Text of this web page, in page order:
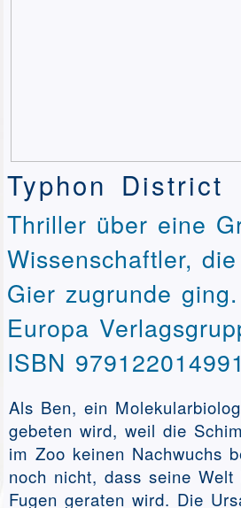
Typhon District
Thriller über eine
Wissenschaftler,
Gier zugrunde ging.
Europa
ISBN
Als Ben, ein
gebeten wird, weil die
im Zoo keinen Nachwuchs
noch nicht, dass seine Welt
Fugen geraten wird. Die